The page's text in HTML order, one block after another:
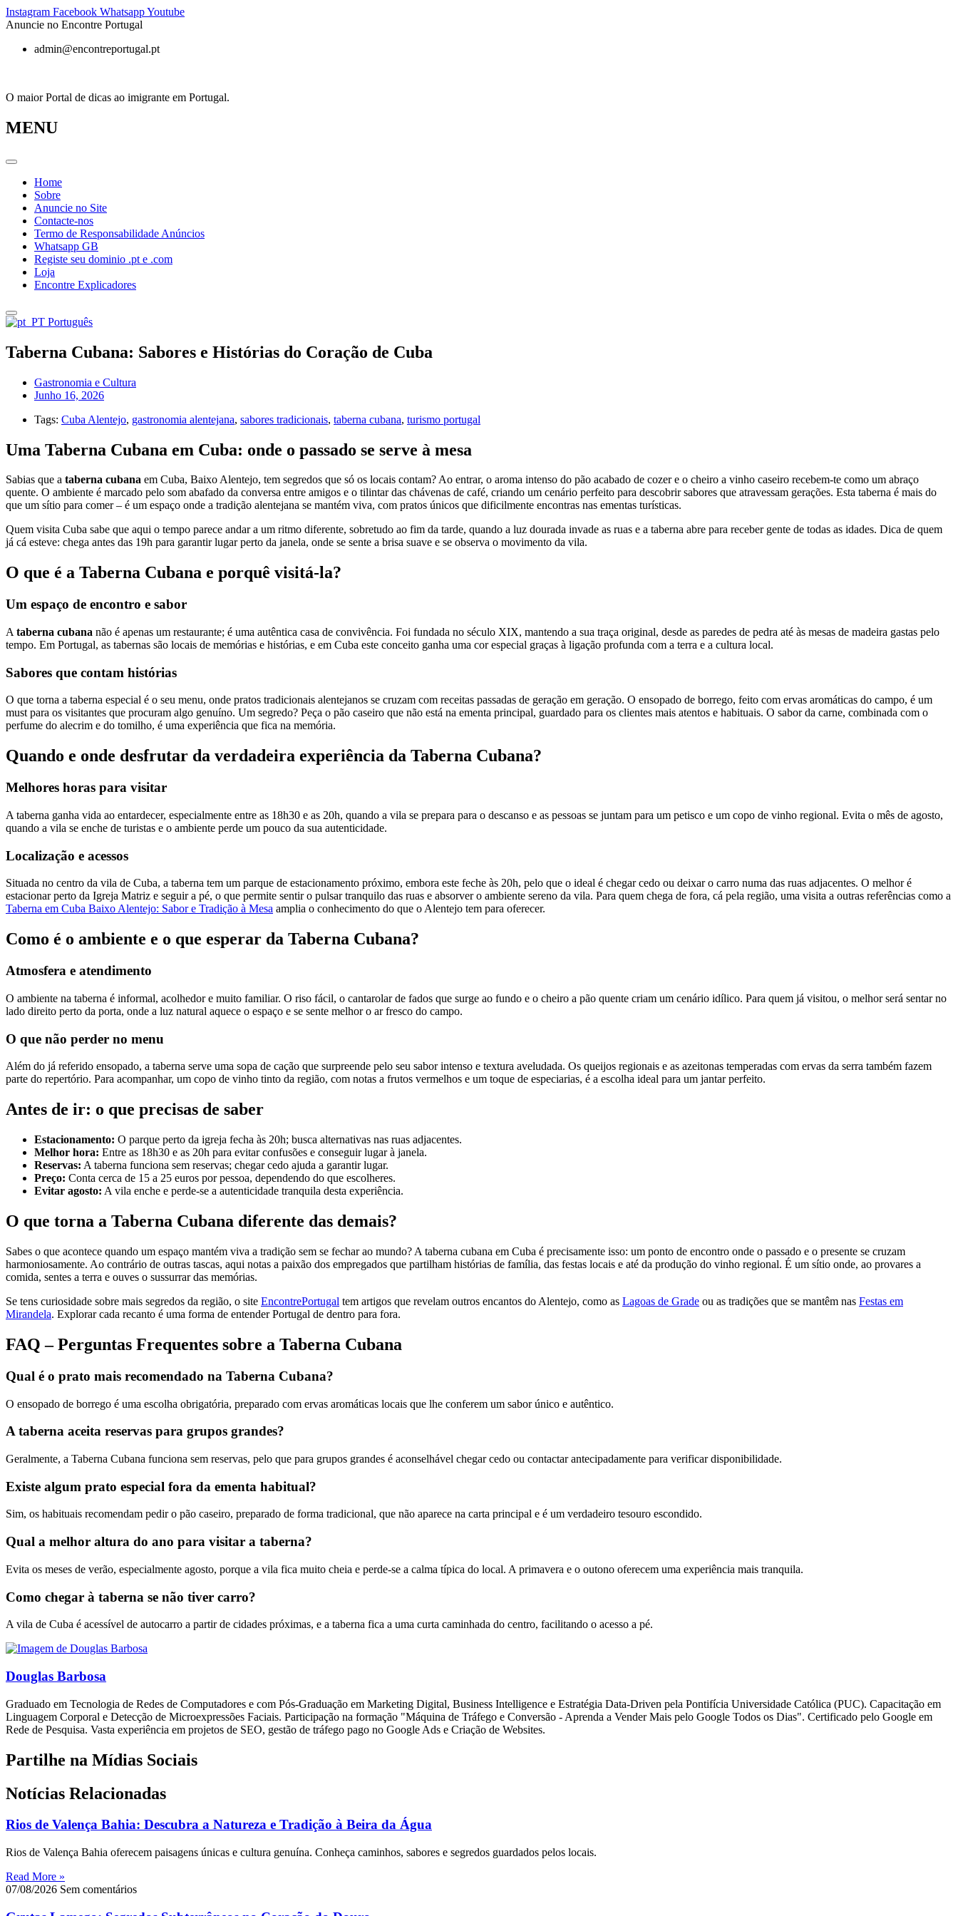
Pular
para
conteúdo
Instagram Facebook WhatsappYoutube
Anuncie no Encontre Portugal
admin@encontreportugal.pt
O maior Portal de dicas ao imigrante em Portugal.
MENU
Home
Sobre
Anuncie no Site
Contacte-nos
Termo de Responsabilidade Anúncios
Whatsapp GB
Registe seu dominio .pt e .com
Loja
Encontre Explicadores
Português
Taberna Cubana: Sabores e Histórias do Coração de Cuba
Gastronomia e Cultura
Junho 16, 2026
Tags: Cuba Alentejo, gastronomia alentejana, sabores tradicionais, taberna cubana, turismo portugal
Uma Taberna Cubana em Cuba: onde o passado se serve à mesa
Sabias que a taberna cubana em Cuba, Baixo Alentejo, tem segredos que só os locais contam? Ao entrar, o aroma intenso do pão acabado de cozer e o cheiro a vinho caseiro recebem-te como um abraço
quente. O ambiente é marcado pelo som abafado da conversa entre amigos e o tilintar das chávenas de café, criando um cenário perfeito para descobrir sabores que atravessam gerações. Esta taberna é mais do
que um sítio para comer – é um espaço onde a tradição alentejana se mantém viva, com pratos únicos que dificilmente encontras nas ementas turísticas.
Quem visita Cuba sabe que aqui o tempo parece andar a um ritmo diferente, sobretudo ao fim da tarde, quando a luz dourada invade as ruas e a taberna abre para receber gente de todas as idades. Dica de quem
já cá esteve: chega antes das 19h para garantir lugar perto da janela, onde se sente a brisa suave e se observa o movimento da vila.
O que é a Taberna Cubana e porquê visitá-la?
Um espaço de encontro e sabor
A taberna cubana não é apenas um restaurante; é uma autêntica casa de convivência. Foi fundada no século XIX, mantendo a sua traça original, desde as paredes de pedra até às mesas de madeira gastas pelo
tempo. Em Portugal, as tabernas são locais de memórias e histórias, e em Cuba este conceito ganha uma cor especial graças à ligação profunda com a terra e a cultura local.
Sabores que contam histórias
O que torna a taberna especial é o seu menu, onde pratos tradicionais alentejanos se cruzam com receitas passadas de geração em geração. O ensopado de borrego, feito com ervas aromáticas do campo, é um
must para os visitantes que procuram algo genuíno. Um segredo? Peça o pão caseiro que não está na ementa principal, guardado para os clientes mais atentos e habituais. O sabor da carne, combinada com o
perfume do alecrim e do tomilho, é uma experiência que fica na memória.
Quando e onde desfrutar da verdadeira experiência da Taberna Cubana?
Melhores horas para visitar
A taberna ganha vida ao entardecer, especialmente entre as 18h30 e as 20h, quando a vila se prepara para o descanso e as pessoas se juntam para um petisco e um copo de vinho regional. Evita o mês de agosto,
quando a vila se enche de turistas e o ambiente perde um pouco da sua autenticidade.
Localização e acessos
Situada no centro da vila de Cuba, a taberna tem um parque de estacionamento próximo, embora este feche às 20h, pelo que o ideal é chegar cedo ou deixar o carro numa das ruas adjacentes. O melhor é
estacionar perto da Igreja Matriz e seguir a pé, o que permite sentir o pulsar tranquilo das ruas e absorver o ambiente sereno da vila. Para quem chega de fora, cá pela região, uma visita a outras referências como a
Taberna em Cuba Baixo Alentejo: Sabor e Tradição à Mesa amplia o conhecimento do que o Alentejo tem para oferecer.
Como é o ambiente e o que esperar da Taberna Cubana?
Atmosfera e atendimento
O ambiente na taberna é informal, acolhedor e muito familiar. O riso fácil, o cantarolar de fados que surge ao fundo e o cheiro a pão quente criam um cenário idílico. Para quem já visitou, o melhor será sentar no
lado direito perto da porta, onde a luz natural aquece o espaço e se sente melhor o ar fresco do campo.
O que não perder no menu
Além do já referido ensopado, a taberna serve uma sopa de cação que surpreende pelo seu sabor intenso e textura aveludada. Os queijos regionais e as azeitonas temperadas com ervas da serra também fazem
parte do repertório. Para acompanhar, um copo de vinho tinto da região, com notas a frutos vermelhos e um toque de especiarias, é a escolha ideal para um jantar perfeito.
Antes de ir: o que precisas de saber
Estacionamento: O parque perto da igreja fecha às 20h; busca alternativas nas ruas adjacentes.
Melhor hora: Entre as 18h30 e as 20h para evitar confusões e conseguir lugar à janela.
Reservas: A taberna funciona sem reservas; chegar cedo ajuda a garantir lugar.
Preço: Conta cerca de 15 a 25 euros por pessoa, dependendo do que escolheres.
Evitar agosto: A vila enche e perde-se a autenticidade tranquila desta experiência.
O que torna a Taberna Cubana diferente das demais?
Sabes o que acontece quando um espaço mantém viva a tradição sem se fechar ao mundo? A taberna cubana em Cuba é precisamente isso: um ponto de encontro onde o passado e o presente se cruzam
harmoniosamente. Ao contrário de outras tascas, aqui notas a paixão dos empregados que partilham histórias de família, das festas locais e até da produção do vinho regional. É um sítio onde, ao provares a
comida, sentes a terra e ouves o sussurrar das memórias.
Se tens curiosidade sobre mais segredos da região, o site EncontrePortugal tem artigos que revelam outros encantos do Alentejo, como as Lagoas de Grade ou as tradições que se mantêm nas Festas em
Mirandela. Explorar cada recanto é uma forma de entender Portugal de dentro para fora.
FAQ – Perguntas Frequentes sobre a Taberna Cubana
Qual é o prato mais recomendado na Taberna Cubana?
O ensopado de borrego é uma escolha obrigatória, preparado com ervas aromáticas locais que lhe conferem um sabor único e autêntico.
A taberna aceita reservas para grupos grandes?
Geralmente, a Taberna Cubana funciona sem reservas, pelo que para grupos grandes é aconselhável chegar cedo ou contactar antecipadamente para verificar disponibilidade.
Existe algum prato especial fora da ementa habitual?
Sim, os habituais recomendam pedir o pão caseiro, preparado de forma tradicional, que não aparece na carta principal e é um verdadeiro tesouro escondido.
Qual a melhor altura do ano para visitar a taberna?
Evita os meses de verão, especialmente agosto, porque a vila fica muito cheia e perde-se a calma típica do local. A primavera e o outono oferecem uma experiência mais tranquila.
Como chegar à taberna se não tiver carro?
A vila de Cuba é acessível de autocarro a partir de cidades próximas, e a taberna fica a uma curta caminhada do centro, facilitando o acesso a pé.
Douglas Barbosa
Graduado em Tecnologia de Redes de Computadores e com Pós-Graduação em Marketing Digital, Business Intelligence e Estratégia Data-Driven pela Pontifícia Universidade Católica (PUC). Capacitação em
Linguagem Corporal e Detecção de Microexpressões Faciais. Participação na formação "Máquina de Tráfego e Conversão - Aprenda a Vender Mais pelo Google Todos os Dias". Certificado pelo Google em
Rede de Pesquisa. Vasta experiência em projetos de SEO, gestão de tráfego pago no Google Ads e Criação de Websites.
Partilhe na Mídias Sociais
Notícias Relacionadas
Rios de Valença Bahia: Descubra a Natureza e Tradição à Beira da Água
Rios de Valença Bahia oferecem paisagens únicas e cultura genuína. Conheça caminhos, sabores e segredos guardados pelos locais.
Read More »
07/08/2026 Sem comentários